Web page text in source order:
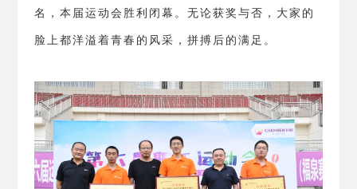
名，本届运动会胜利闭幕。无论获奖与否，大家的
脸上都洋溢着青春的风采，拼搏后的满足。